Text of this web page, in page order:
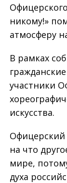
никому!»
атмосферу
В рамках
участники
искусства.
Офицерский
на что
мире,
духа